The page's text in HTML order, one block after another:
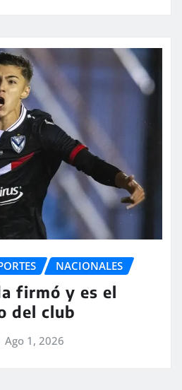
NACIONALES
firmó y es el
del club
Ago 1, 2026